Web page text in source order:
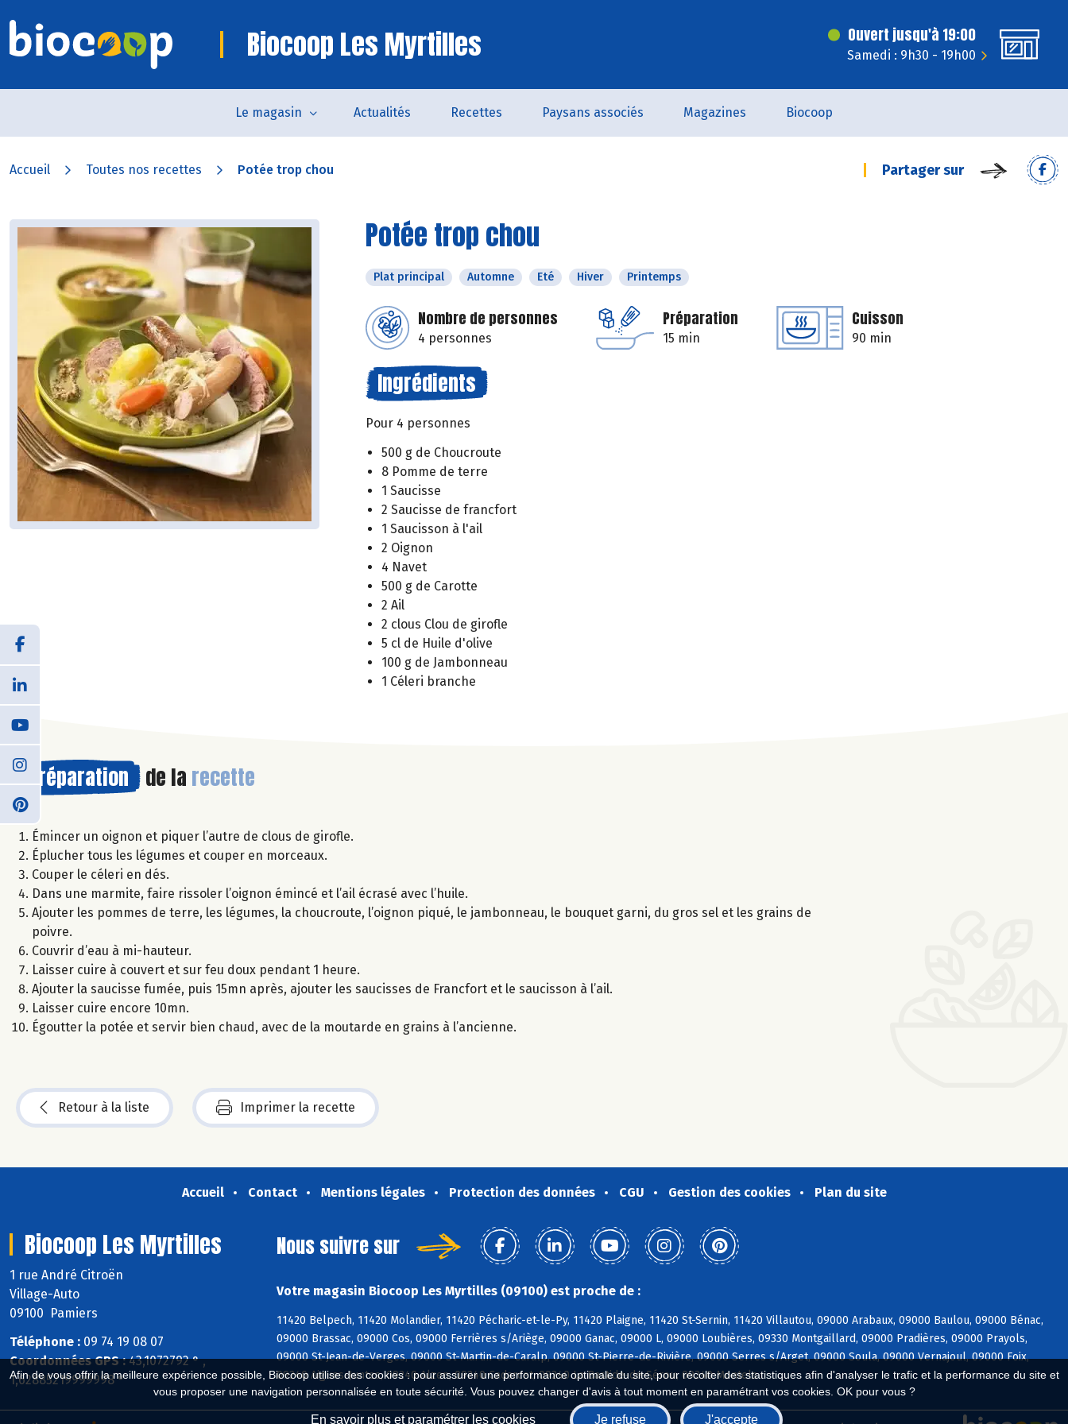
Afin de vous offrir la meilleure expérience possible, Biocoop utilise des cookies : pour assurer une performance optimale du site, pour récolter des statistiques afin d'analyser le trafic et la performance du site et
vous proposer une navigation personnalisée en toute sécurité. Vous pouvez changer d'avis à tout moment en paramétrant vos cookies. OK pour vous ?
En savoir plus et paramétrer les cookies Je refuse J'accepte
Biocoop Les Myrtilles Ouvert jusqu'à 19:00
Samedi : 9h30 - 19h00
Le magasin Actualités Recettes Paysans associés Magazines Biocoop
Accueil Toutes nos recettes Potée trop chou Partager sur
Potée trop chou
Plat principal Automne Eté Hiver Printemps
Nombre de personnes
4 personnes
Préparation
15 min
Cuisson
90 min
Ingrédients
Pour 4 personnes
500 g de Choucroute
8 Pomme de terre
1 Saucisse
2 Saucisse de francfort
1 Saucisson à l'ail
2 Oignon
4 Navet
500 g de Carotte
2 Ail
2 clous Clou de girofle
5 cl de Huile d'olive
100 g de Jambonneau
1 Céleri branche
Préparation de la recette
Émincer un oignon et piquer l’autre de clous de girofle.
Éplucher tous les légumes et couper en morceaux.
Couper le céleri en dés.
Dans une marmite, faire rissoler l’oignon émincé et l’ail écrasé avec l’huile.
Ajouter les pommes de terre, les légumes, la choucroute, l’oignon piqué, le jambonneau, le bouquet garni, du gros sel et les grains de
poivre.
Couvrir d’eau à mi-hauteur.
Laisser cuire à couvert et sur feu doux pendant 1 heure.
Ajouter la saucisse fumée, puis 15mn après, ajouter les saucisses de Francfort et le saucisson à l’ail.
Laisser cuire encore 10mn.
Égoutter la potée et servir bien chaud, avec de la moutarde en grains à l’ancienne.
Retour à la liste Imprimer la recette
Accueil Contact Mentions légales Protection des données CGU Gestion des cookies Plan du site
Biocoop Les Myrtilles
1 rue André Citroën
Village-Auto
09100 Pamiers
Téléphone : 09 74 19 08 07
Coordonnées GPS :43,1072792 ° ,
1,62885219999998 °
Nous suivre sur
Votre magasin Biocoop Les Myrtilles (09100) est proche de :
11420 Belpech, 11420 Molandier, 11420 Pécharic-et-le-Py, 11420 Plaigne, 11420 St-Sernin, 11420 Villautou, 09000 Arabaux, 09000 Baulou, 09000 Bénac,
09000 Brassac, 09000 Cos, 09000 Ferrières s/Ariège, 09000 Ganac, 09000 L, 09000 Loubières, 09330 Montgaillard, 09000 Pradières, 09000 Prayols,
09000 St-Jean-de-Verges, 09000 St-Martin-de-Caralp, 09000 St-Pierre-de-Rivière, 09000 Serres s/Arget, 09000 Soula, 09000 Vernajoul, 09000 Foix,
09240 Aigues-Juntes, 09240 Alzen, 09240 Cadarcet, 09240 La Bastide-de-Sérou, 09240 Montels